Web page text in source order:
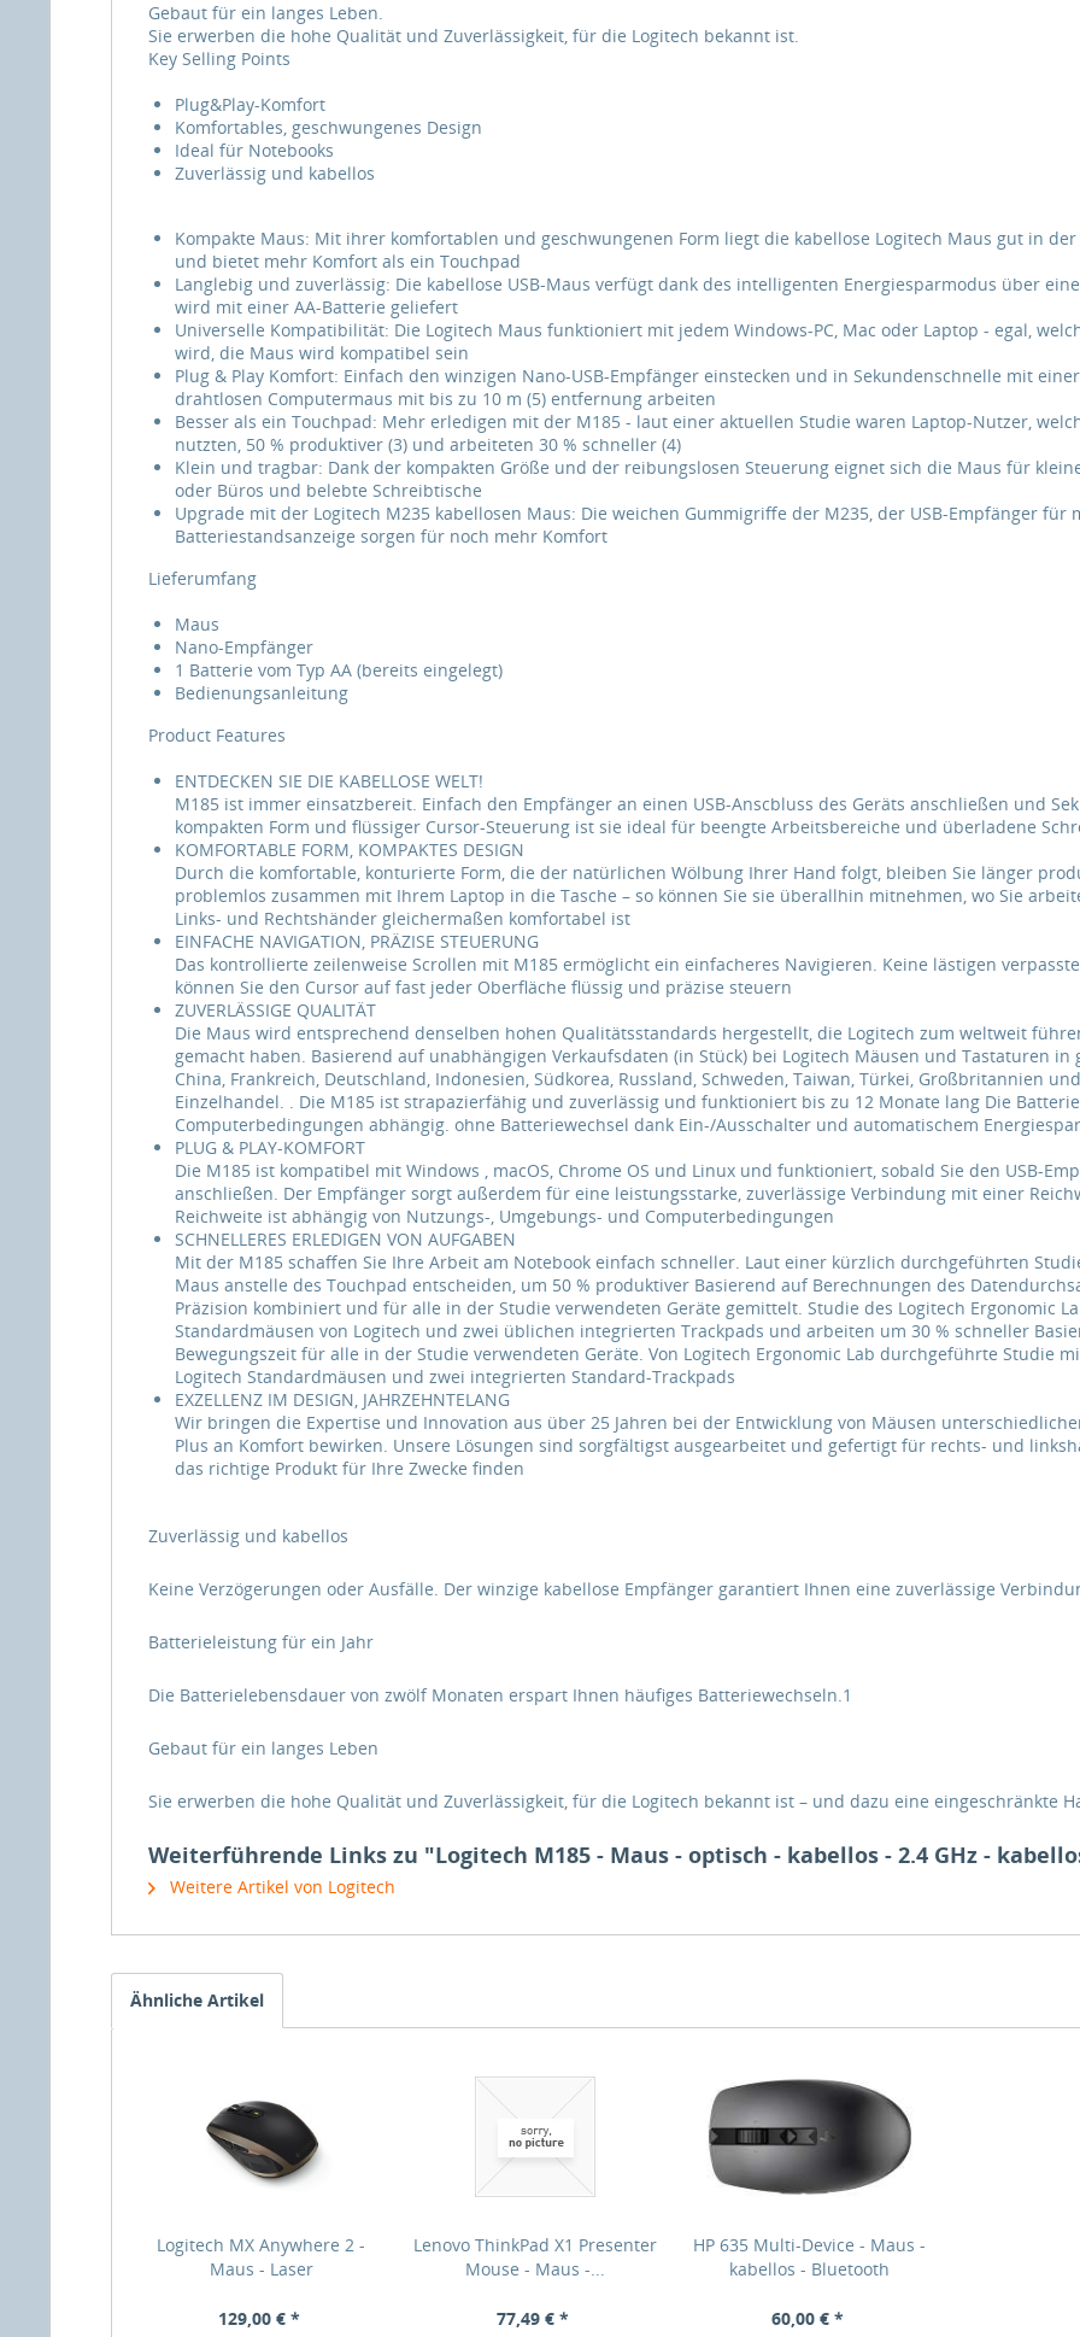
Gebaut für ein langes Leben.
Sie erwerben die hohe Qualität und Zuverlässigkeit, für die Logitech bekannt ist.
Key Selling Points
Plug&Play-Komfort
Komfortables, geschwungenes Design
Ideal für Notebooks
Zuverlässig und kabellos
Kompakte Maus: Mit ihrer komfortablen und geschwungenen Form liegt die kabellose Logitech Maus gut in
und bietet mehr Komfort als ein Touchpad
Langlebig und zuverlässig: Die kabellose USB-Maus verfügt dank des intelligenten Energiesparmodus über
wird mit einer AA-Batterie geliefert
Universelle Kompatibilität: Die Logitech Maus funktioniert mit jedem Windows-PC, Mac oder Laptop - egal,
wird, die Maus wird kompatibel sein
Plug & Play Komfort: Einfach den winzigen Nano-USB-Empfänger einstecken und in Sekundenschnelle mit
drahtlosen Computermaus mit bis zu 10 m (5) entfernung arbeiten
Besser als ein Touchpad: Mehr erledigen mit der M185 - laut einer aktuellen Studie waren Laptop-Nutzer,
nutzten, 50 % produktiver (3) und arbeiteten 30 % schneller (4)
Klein und tragbar: Dank der kompakten Größe und der reibungslosen Steuerung eignet sich die Maus für
oder Büros und belebte Schreibtische
Upgrade mit der Logitech M235 kabellosen Maus: Die weichen Gummigriffe der M235, der USB-Empfänger
Batteriestandsanzeige sorgen für noch mehr Komfort
Lieferumfang
Maus
Nano-Empfänger
1 Batterie vom Typ AA (bereits eingelegt)
Bedienungsanleitung
Product Features
ENTDECKEN SIE DIE KABELLOSE WELT!
M185 ist immer einsatzbereit. Einfach den Empfänger an einen USB-Anscbluss des Geräts anschließen und
kompakten Form und flüssiger Cursor-Steuerung ist sie ideal für beengte Arbeitsbereiche und überladene
KOMFORTABLE FORM, KOMPAKTES DESIGN
Durch die komfortable, konturierte Form, die der natürlichen Wölbung Ihrer Hand folgt, bleiben Sie länger
problemlos zusammen mit Ihrem Laptop in die Tasche – so können Sie sie überallhin mitnehmen, wo Sie
Links- und Rechtshänder gleichermaßen komfortabel ist
EINFACHE NAVIGATION, PRÄZISE STEUERUNG
Das kontrollierte zeilenweise Scrollen mit M185 ermöglicht ein einfacheres Navigieren. Keine lästigen
können Sie den Cursor auf fast jeder Oberfläche flüssig und präzise steuern
ZUVERLÄSSIGE QUALITÄT
Die Maus wird entsprechend denselben hohen Qualitätsstandards hergestellt, die Logitech zum weltweit
gemacht haben. Basierend auf unabhängigen Verkaufsdaten (in Stück) bei Logitech Mäusen und Tastaturen
China, Frankreich, Deutschland, Indonesien, Südkorea, Russland, Schweden, Taiwan, Türkei, Großbritannien
Einzelhandel. . Die M185 ist strapazierfähig und zuverlässig und funktioniert bis zu 12 Monate lang Die
Computerbedingungen abhängig. ohne Batteriewechsel dank Ein-/Ausschalter und automatischem
PLUG & PLAY-KOMFORT
Die M185 ist kompatibel mit Windows , macOS, Chrome OS und Linux und funktioniert, sobald Sie den USB-
anschließen. Der Empfänger sorgt außerdem für eine leistungsstarke, zuverlässige Verbindung mit einer
Reichweite ist abhängig von Nutzungs-, Umgebungs- und Computerbedingungen
SCHNELLERES ERLEDIGEN VON AUFGABEN
Mit der M185 schaffen Sie Ihre Arbeit am Notebook einfach schneller. Laut einer kürzlich durchgeführten
Maus anstelle des Touchpad entscheiden, um 50 % produktiver Basierend auf Berechnungen des
Präzision kombiniert und für alle in der Studie verwendeten Geräte gemittelt. Studie des Logitech Ergonomic
Standardmäusen von Logitech und zwei üblichen integrierten Trackpads und arbeiten um 30 % schneller
Bewegungszeit für alle in der Studie verwendeten Geräte. Von Logitech Ergonomic Lab durchgeführte Studie
Logitech Standardmäusen und zwei integrierten Standard-Trackpads
EXZELLENZ IM DESIGN, JAHRZEHNTELANG
Wir bringen die Expertise und Innovation aus über 25 Jahren bei der Entwicklung von Mäusen
Plus an Komfort bewirken. Unsere Lösungen sind sorgfältigst ausgearbeitet und gefertigt für rechts- und
das richtige Produkt für Ihre Zwecke finden
Zuverlässig und kabellos
Keine Verzögerungen oder Ausfälle. Der winzige kabellose Empfänger garantiert Ihnen eine zuverlässige
Batterieleistung für ein Jahr
Die Batterielebensdauer von zwölf Monaten erspart Ihnen häufiges Batteriewechseln.1
Gebaut für ein langes Leben
Sie erwerben die hohe Qualität und Zuverlässigkeit, für die Logitech bekannt ist – und dazu eine eingeschränkte
Weiterführende Links zu "Logitech M185 - Maus - optisch - kabellos - 2.4 GHz -
Weitere Artikel von Logitech
Ähnliche Artikel
Logitech MX Anywhere 2 -
Maus - Laser
129,00 € *
Lenovo ThinkPad X1 Presenter
Mouse - Maus -...
77,49 € *
HP 635 Multi-Device - Maus -
kabellos - Bluetooth
60,00 € *